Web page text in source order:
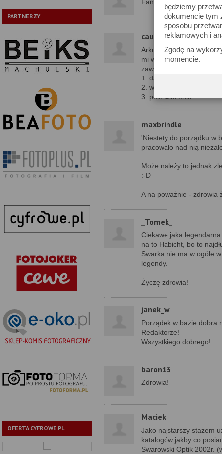
będziemy
dokumencie tym
sposobu
reklamowych i
Zgodę na
momencie.
PARTNERZY
OFERTA CYFROWE.PL
Fantastyczna reklama
cauchy
Arku wszystkiego
mi w lornetkach brakuje
zawężać:
1. data premiery (np. nie
2. waga
3. pole widzenia
maxbrindle
'Niestety do porządku w
pracowało nad nią
Może należy to jednak
:-D
A na poważnie - zdrowia
_Tomek_
Ciekawe jaka
na to Habicht, bo to
Swarka nie ma w ogóle
legendy.
Życzę zdrowia!
janek_w
Porządek w bazie dobra
Redaktorze!
Wszystkiego dobrego!
baron13
Zdrowia!
Maciek
Jako najstarszy stażem
katalogów jakby co
Swarowski Optik 2002r.